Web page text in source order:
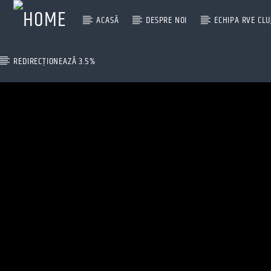
ACASĂ DESPRE NOI ECHIPA RVE
REDIRECȚIONEAZĂ 3.5%